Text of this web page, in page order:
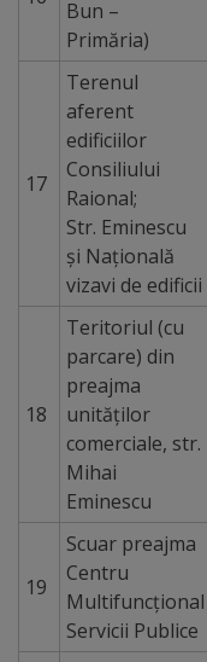
Alegeri
Aleg.
2025
Aleg.
prez.
2024/
Alegeri
generale
locale
2023
Condiții
Bun –
Primăria)
17
Terenul
aferent
edificiilor
Consiliului
Raional;
Str. Eminescu
şi Naţională
vizavi de edificii
18
Teritoriul (cu
parcare) din
preajma
unităților
comerciale, str.
Mihai
Eminescu
19
Scuar preajma
Centru
Multifuncțional
Servicii Publice